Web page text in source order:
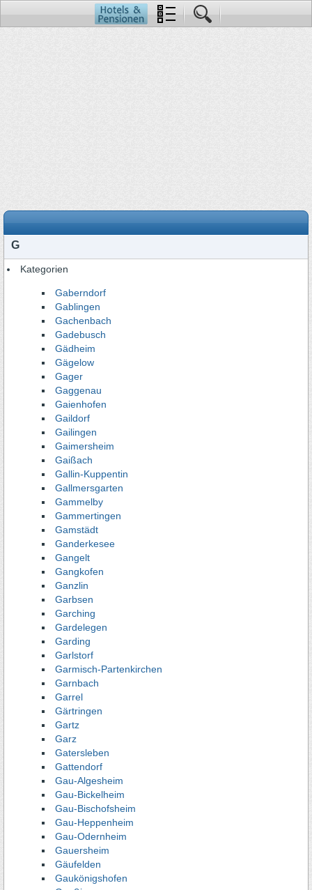
G
Kategorien
Gaberndorf
Gablingen
Gachenbach
Gadebusch
Gädheim
Gägelow
Gager
Gaggenau
Gaienhofen
Gaildorf
Gailingen
Gaimersheim
Gaißach
Gallin-Kuppentin
Gallmersgarten
Gammelby
Gammertingen
Gamstädt
Ganderkesee
Gangelt
Gangkofen
Ganzlin
Garbsen
Garching
Gardelegen
Garding
Garlstorf
Garmisch-Partenkirchen
Garnbach
Garrel
Gärtringen
Gartz
Garz
Gatersleben
Gattendorf
Gau-Algesheim
Gau-Bickelheim
Gau-Bischofsheim
Gau-Heppenheim
Gau-Odernheim
Gauersheim
Gäufelden
Gaukönigshofen